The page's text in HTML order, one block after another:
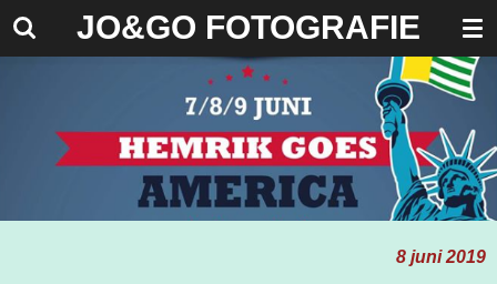
Ga
hoofdinhoud
JO&GO FOTOGRAFIE
8 juni 2019